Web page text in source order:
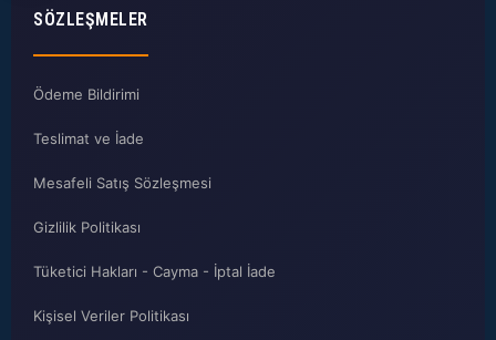
SÖZLEŞMELER
Ödeme Bildirimi
Teslimat ve İade
Mesafeli Satış Sözleşmesi
Gizlilik Politikası
Tüketici Hakları - Cayma - İptal İade
Kişisel Veriler Politikası